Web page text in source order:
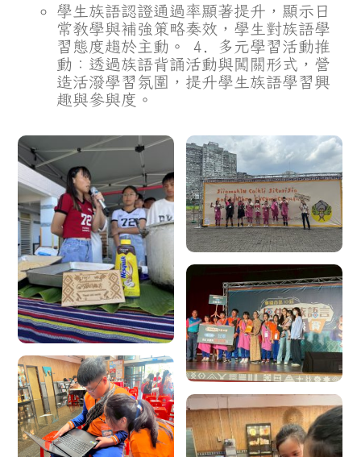
學生族語認證通過率顯著提升，顯示日
常教學與補強策略奏效，學生對族語學
習態度趨於主動。 4. 多元學習活動推
動：透過族語背誦活動與闖關形式，營
造活潑學習氛圍，提升學生族語學習興
趣與參與度。